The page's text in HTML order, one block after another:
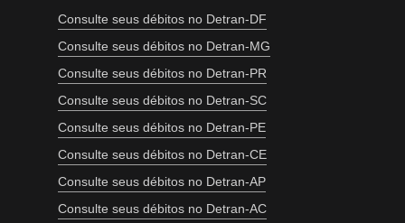
Consulte seus débitos no Detran-DF
Consulte seus débitos no Detran-MG
Consulte seus débitos no Detran-PR
Consulte seus débitos no Detran-SC
Consulte seus débitos no Detran-PE
Consulte seus débitos no Detran-CE
Consulte seus débitos no Detran-AP
Consulte seus débitos no Detran-AC